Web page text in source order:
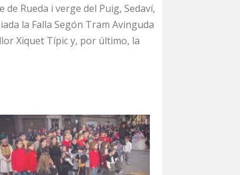
Rueda i verge del Puig, Sedaví,
la Falla Segón Tram Avinguda
Xiquet Típic y, por último, la